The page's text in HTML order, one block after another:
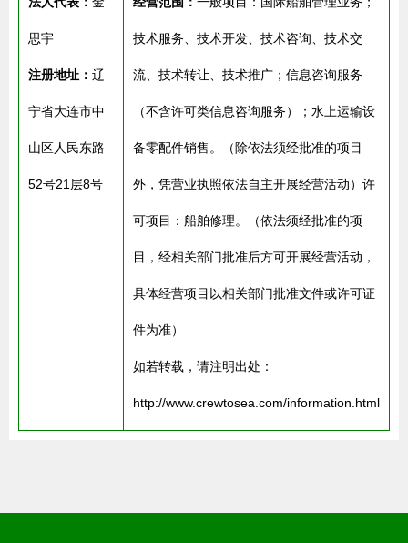
思宇
注册地址： 辽
宁省大连市中
山区人民东路
52号21层8号
技术服务、技术开发、技术咨询、技术交
流、技术转让、技术推广；信息咨询服务
（不含许可类信息咨询服务）；水上运输设
备零配件销售。（除依法须经批准的项目
外，凭营业执照依法自主开展经营活动）许
可项目：船舶修理。（依法须经批准的项
目，经相关部门批准后方可开展经营活动，
具体经营项目以相关部门批准文件或许可证
件为准）
如若转载，请注明出处：
http://www.crewtosea.com/information.html